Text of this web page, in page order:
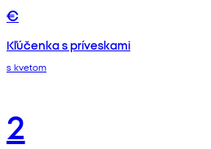
€
Kľúčenka s príveskami
s kvetom
2